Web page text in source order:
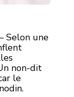
Selon une
non-dit
le